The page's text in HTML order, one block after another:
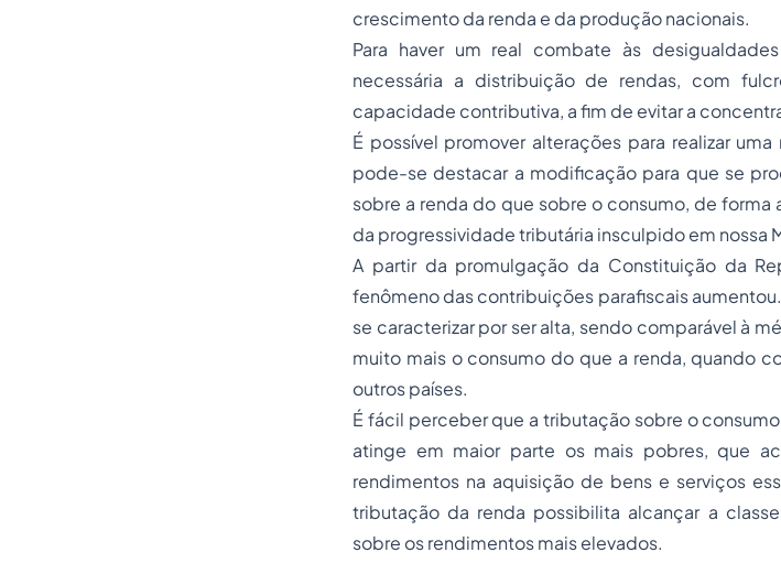
crescimento da renda e da produção nacionais.
Para haver um real combate às
necessária a distribuição de rendas, com
capacidade contributiva, a fim de evitar a
É possível promover alterações para realizar
pode-se destacar a modificação para que se
sobre a renda do que sobre o consumo, de
da progressividade tributária insculpido em nossa
A partir da promulgação da Constituição da
fenômeno das contribuições parafiscais
se caracterizar por ser alta, sendo comparável à
muito mais o consumo do que a renda, quando
outros países.
É fácil perceber que a tributação sobre o
atinge em maior parte os mais pobres, que
rendimentos na aquisição de bens e serviços
tributação da renda possibilita alcançar a
sobre os rendimentos mais elevados.